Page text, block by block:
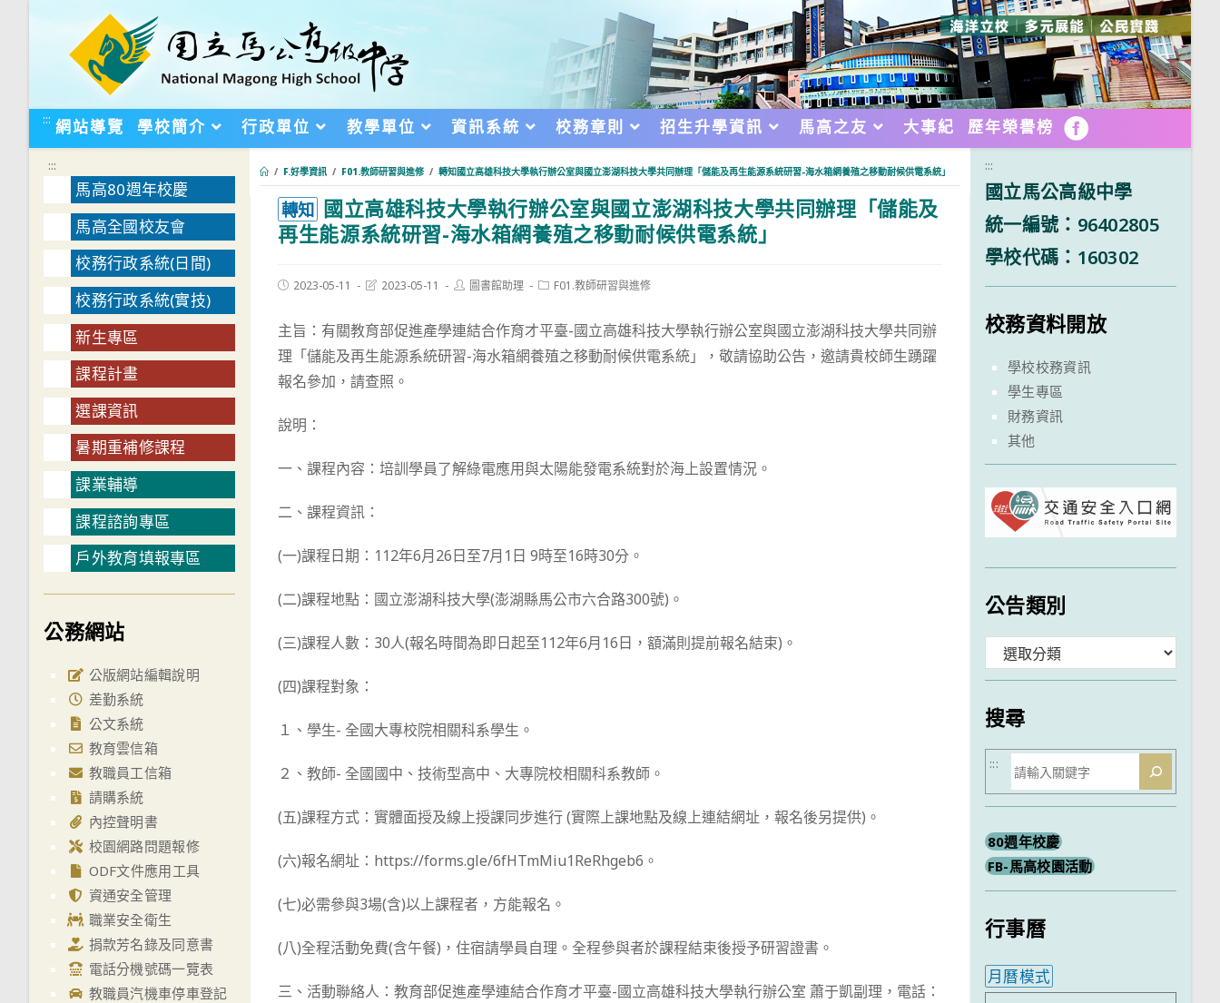
::: 網站導覽 學校簡介 行政單位 教學單位 資訊系統 校務章則 招生升學資訊 馬高之友 大事紀 歷年榮譽榜 FB
/ F.好學資訊 / F01.教師研習與進修 / 轉知國立高雄科技大學執行辦公室與國立澎湖科技大學共同辦理「儲能及再生能源系統研習-海水箱網養殖之移動耐候供電系統」
轉知 國立高雄科技大學執行辦公室與國立澎湖科技大學共同辦理「儲能及
再生能源系統研習-海水箱網養殖之移動耐候供電系統」
Post2023-05-11
Post2023-05-11
Post圖書館助理
PostF01.教師研習與進修
主旨：有關教育部促進產學連結合作育才平臺-國立高雄科技大學執行辦公室與國立澎湖科技大學共同辦
理「儲能及再生能源系統研習-海水箱網養殖之移動耐候供電系統」，敬請協助公告，邀請貴校師生踴躍
報名參加，請查照。
說明：
一、課程內容：培訓學員了解綠電應用與太陽能發電系統對於海上設置情況。
二、課程資訊：
(一)課程日期：112年6月26日至7月1日 9時至16時30分。
(二)課程地點：國立澎湖科技大學(澎湖縣馬公市六合路300號)。
(三)課程人數：30人(報名時間為即日起至112年6月16日，額滿則提前報名結束)。
(四)課程對象：
１、學生- 全國大專校院相關科系學生。
２、教師- 全國國中、技術型高中、大專院校相關科系教師。
(五)課程方式：實體面授及線上授課同步進行 (實際上課地點及線上連結網址，報名後另提供)。
(六)報名網址：https://forms.gle/6fHTmMiu1ReRhgeb6。
(七)必需參與3場(含)以上課程者，方能報名。
(八)全程活動免費(含午餐)，住宿請學員自理。全程參與者於課程結束後授予研習證書。
三、活動聯絡人：教育部促進產學連結合作育才平臺-國立高雄科技大學執行辦公室 蕭于凱副理，電話：
:::
馬高80週年校慶
馬高全國校友會
校務行政系統(日間)
校務行政系統(實技)
新生專區
課程計畫
選課資訊
暑期重補修課程
課業輔導
課程諮詢專區
戶外教育填報專區
公務網站
公版網站編輯說明
差勤系統
公文系統
教育雲信箱
教職員工信箱
請購系統
內控聲明書
校園網路問題報修
ODF文件應用工具
資通安全管理
職業安全衛生
捐款芳名錄及同意書
電話分機號碼一覽表
教職員汽機車停車登記
:::
國立馬公高級中學
統一編號：96402805
學校代碼：160302
校務資料開放
學校校務資訊
學生專區
財務資訊
其他
公告類別
類
搜尋
搜
尋
:::
80週年校慶
FB-馬高校園活動
行事曆
月曆模式